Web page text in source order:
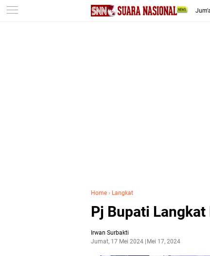
-->
Home › Langkat
Pj Bupati Langkat
Irwan Surbakti
Jumat, 17 Mei 2024
Mei 17, 2024